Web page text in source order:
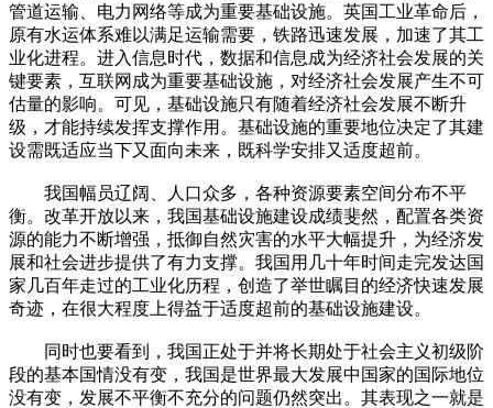
管道运输、电力网络等成为重要基础设施。英国工业革命后，
原有水运体系难以满足运输需要，铁路迅速发展，加速了其工
业化进程。进入信息时代，数据和信息成为经济社会发展的关
键要素，互联网成为重要基础设施，对经济社会发展产生不可
估量的影响。可见，基础设施只有随着经济社会发展不断升
级，才能持续发挥支撑作用。基础设施的重要地位决定了其建
设需既适应当下又面向未来，既科学安排又适度超前。
我国幅员辽阔、人口众多，各种资源要素空间分布不平
衡。改革开放以来，我国基础设施建设成绩斐然，配置各类资
源的能力不断增强，抵御自然灾害的水平大幅提升，为经济发
展和社会进步提供了有力支撑。我国用几十年时间走完发达国
家几百年走过的工业化历程，创造了举世瞩目的经济快速发展
奇迹，在很大程度上得益于适度超前的基础设施建设。
同时也要看到，我国正处于并将长期处于社会主义初级阶
段的基本国情没有变，我国是世界最大发展中国家的国际地位
没有变，发展不平衡不充分的问题仍然突出。其表现之一就是